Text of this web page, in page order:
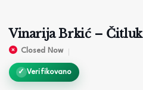
Vinarija Brkić – Čitluk
Closed Now
✓ Verifikovano